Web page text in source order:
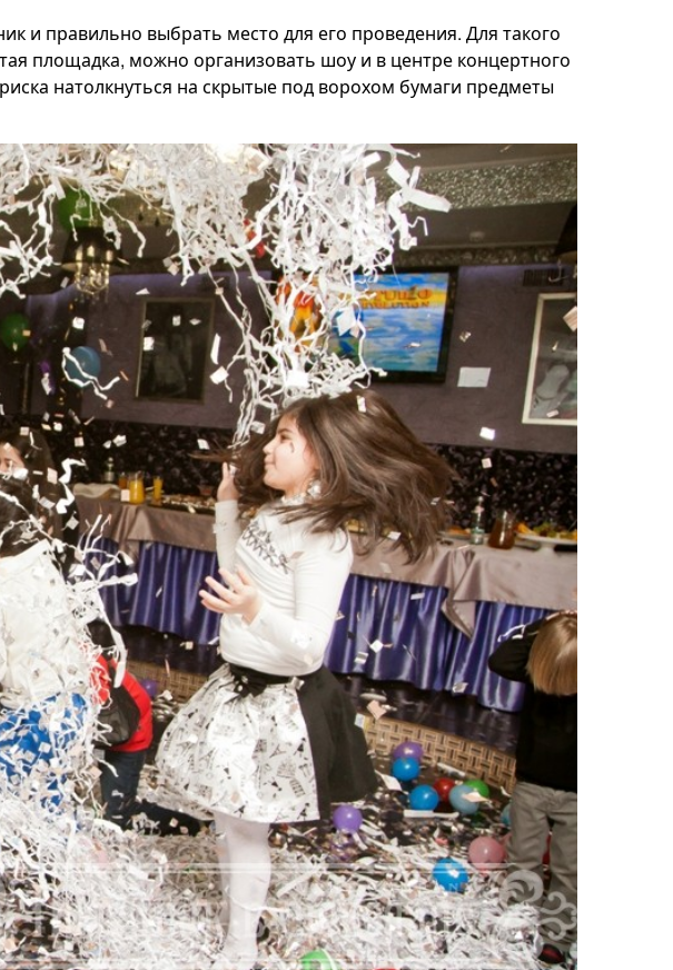
и правильно выбрать место для его проведения. Для такого
площадка, можно организовать шоу и в центре концертного
натолкнуться на скрытые под ворохом бумаги предметы